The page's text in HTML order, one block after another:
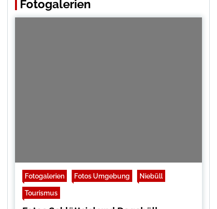
Fotogalerien
Fotogalerien Fotos Umgebung Niebüll
Tourismus